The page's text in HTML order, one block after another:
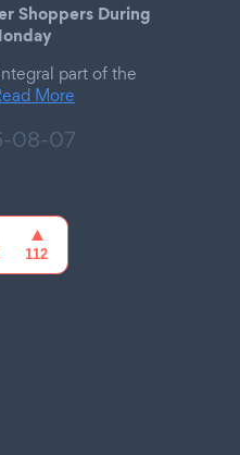
Shoppers During
part of the
More
08-07